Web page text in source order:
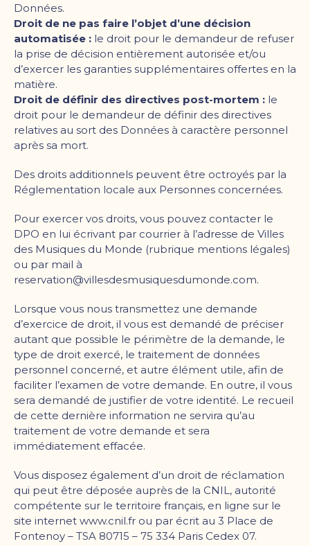
Données.
Droit de ne pas faire l’objet d’une décision
automatisée : le droit pour le demandeur de refuser
la prise de décision entièrement autorisée et/ou
d’exercer les garanties supplémentaires offertes en la
matière.
Droit de définir des directives post-mortem : le
droit pour le demandeur de définir des directives
relatives au sort des Données à caractère personnel
après sa mort.
Des droits additionnels peuvent être octroyés par la
Réglementation locale aux Personnes concernées.
Pour exercer vos droits, vous pouvez contacter le
DPO en lui écrivant par courrier à l’adresse de Villes
des Musiques du Monde (rubrique mentions légales)
ou par mail à
reservation@villesdesmusiquesdumonde.com.
Lorsque vous nous transmettez une demande
d’exercice de droit, il vous est demandé de préciser
autant que possible le périmètre de la demande, le
type de droit exercé, le traitement de données
personnel concerné, et autre élément utile, afin de
faciliter l’examen de votre demande. En outre, il vous
sera demandé de justifier de votre identité. Le recueil
de cette dernière information ne servira qu’au
traitement de votre demande et sera
immédiatement effacée.
Vous disposez également d’un droit de réclamation
qui peut être déposée auprès de la CNIL, autorité
compétente sur le territoire français, en ligne sur le
site internet www.cnil.fr ou par écrit au 3 Place de
Fontenoy – TSA 80715 – 75 334 Paris Cedex 07.